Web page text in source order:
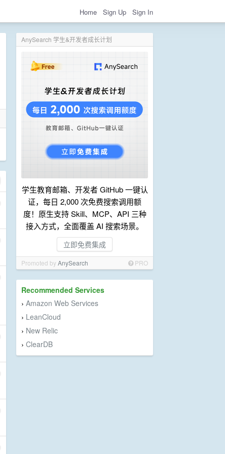
Home Sign Up Sign In
AnySearch 学生&开发者成长计划
学生教育邮箱、开发者 GitHub 一键认
证，每日 2,000 次免费搜索调用额
度！原生支持 Skill、MCP、API 三种
接入方式，全面覆盖 AI 搜索场景。
立即免费集成
Promoted byAnySearch PRO
Recommended Services
› Amazon Web Services
› LeanCloud
› New Relic
› ClearDB